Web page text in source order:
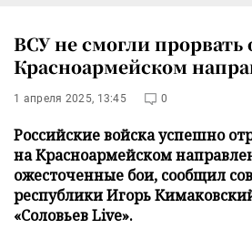
ВСУ не смогли прорвать
Красноармейском
1 апреля 2025, 13:45 0
Российские войска успешно
на Красноармейском
ожесточенные бои, сообщил
республики Игорь
«Соловьев Live».